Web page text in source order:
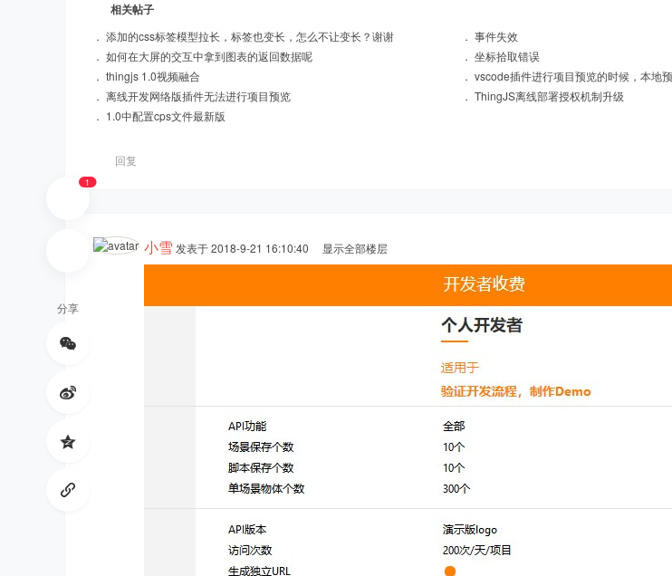
1
分享
相关帖子
． 添加的css标签模型拉长，标签也变长，怎么不让变长？谢谢 ． 事件失效
． 如何在大屏的交互中拿到图表的返回数据呢 ． 坐标拾取错误
． thingjs 1.0视频融合 ． vscode插件进行项目预览的时候，本地
． 离线开发网络版插件无法进行项目预览 ． ThingJS离线部署授权机制升级
． 1.0中配置cps文件最新版
回复
小雪 发表于 2018-9-21 16:10:40 显示全部楼层